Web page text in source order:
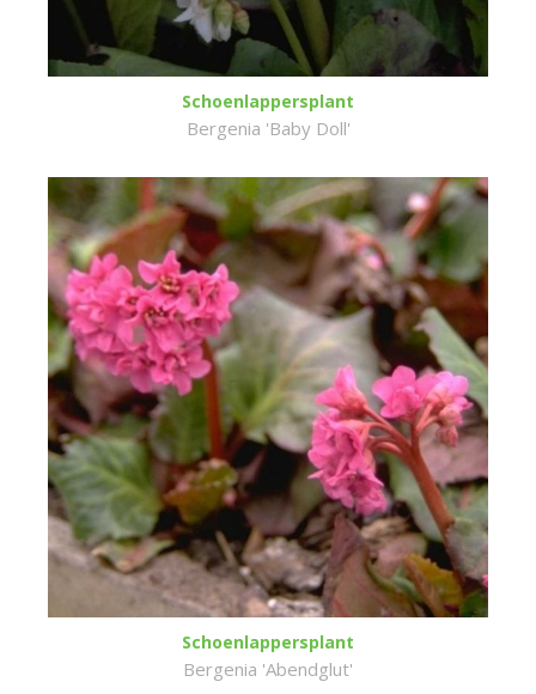
Schoenlappersplant
Bergenia 'Baby Doll'
Schoenlappersplant
Bergenia 'Abendglut'